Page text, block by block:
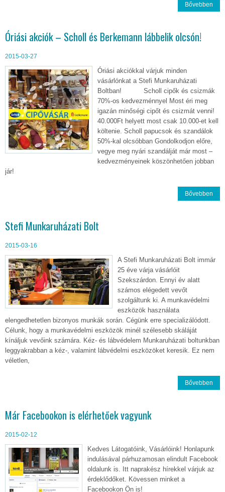
Bővebben
Óriási akciók – Scholl és Berkemann lábbelik olcsón!
2015-03-27
Óriási akciókkal várjuk minden
vásárlónkat a Stefi Munkaruházati
Boltban! Scholl cipők és csizmák
70%-os kedvezménnyel Most éri meg
igazán minőségi cipőt és csizmát venni!
40.000Ft helyett most csak 10.000-et kell
költenie. Scholl papucsok és szandálok
50%-kal olcsóbban Gondolkodjon előre,
vegye meg nyári szandálját már most –
kedvezményeinek köszönhetően jobban
jár!
Bővebben
Stefi Munkaruházati Bolt
2015-03-16
A Stefi Munkaruházati Bolt immár
25 éve várja vásárlóit
Szekszárdon. Ennyi év alatt
számos elégedett vevőt
szolgáltunk ki. A munkavédelmi
eszközök használata
elengedhetetlen bizonyos munkák során. Cégünk erre specializálódott.
Célunk, hogy a munkavédelmi eszközök minél szélesebb skáláját
kínáljuk vevőink számára. Kéz- és lábvédelem Munkaruházati boltunkban
leggyakrabban a kéz-, valamint lábvédelmi eszközöket keresik. Ez nem
véletlen,
Bővebben
Már Facebookon is elérhetőek vagyunk
2015-02-12
Kedves Látogatóink, Vásárlóink! Honlapunk
indulásával párhuzamosan elindult Facebook
oldalunk is. Itt naprakész hírekkel várjuk az
érdeklődőket. Kövessen minket a
Facebookon Ön is!